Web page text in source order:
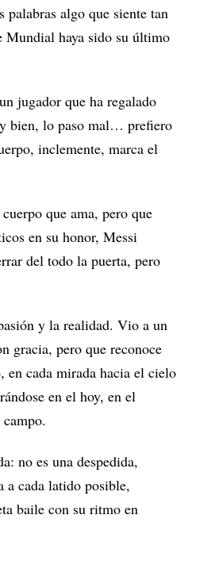
palabras algo que siente tan
Mundial haya sido su último
jugador que ha regalado
bien, lo paso mal… prefiero
inclemente, marca el
que ama, pero que
en su honor, Messi
del todo la puerta, pero
y la realidad. Vio a un
gracia, pero que reconoce
en cada mirada hacia el cielo
en el hoy, en el
no es una despedida,
a cada latido posible,
baile con su ritmo en